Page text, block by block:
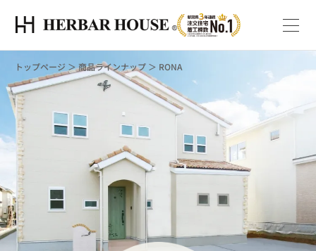
トップページ ＞商品ラインナップ＞ RONA